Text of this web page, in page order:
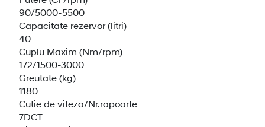
90/5000-5500
Capacitate rezervor (litri)
40
Cuplu Maxim (Nm/rpm)
172/1500-3000
Greutate (kg)
1180
Cutie de viteza/Nr.rapoarte
7DCT